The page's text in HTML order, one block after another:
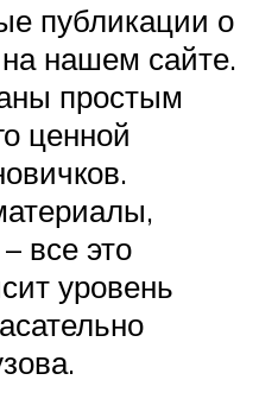
публикации о
нашем сайте.
простым
ценной
все это
уровень